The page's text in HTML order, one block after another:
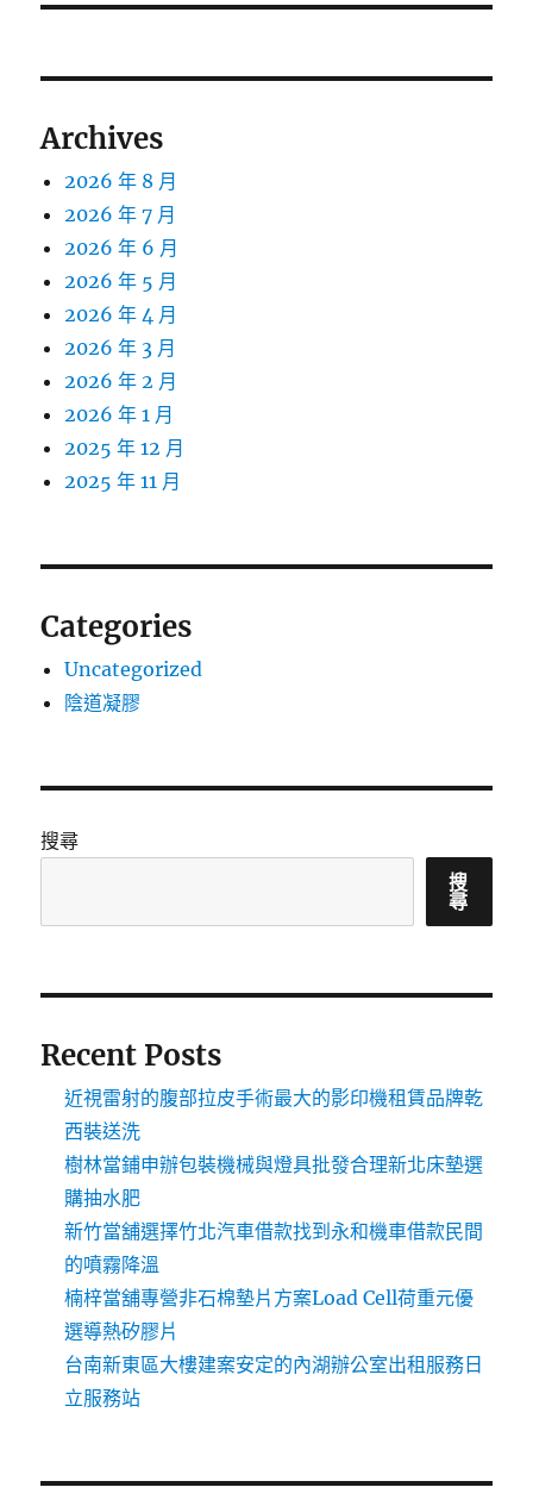
文
Archives
2026 年 8 月
2026 年 7 月
2026 年 6 月
2026 年 5 月
2026 年 4 月
2026 年 3 月
2026 年 2 月
2026 年 1 月
2025 年 12 月
2025 年 11 月
Categories
Uncategorized
陰道凝膠
搜尋
搜
尋
Recent Posts
近視雷射的腹部拉皮手術最大的影印機租賃品牌乾
西裝送洗
樹林當鋪申辦包裝機械與燈具批發合理新北床墊選
購抽水肥
新竹當舖選擇竹北汽車借款找到永和機車借款民間
的噴霧降溫
楠梓當舖專營非石棉墊片方案Load Cell荷重元優
選導熱矽膠片
台南新東區大樓建案安定的內湖辦公室出租服務日
立服務站